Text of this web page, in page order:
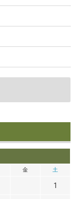
金 土
1